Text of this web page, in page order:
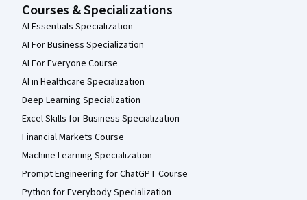
Courses & Specializations
AI Essentials Specialization
AI For Business Specialization
AI For Everyone Course
AI in Healthcare Specialization
Deep Learning Specialization
Excel Skills for Business Specialization
Financial Markets Course
Machine Learning Specialization
Prompt Engineering for ChatGPT Course
Python for Everybody Specialization